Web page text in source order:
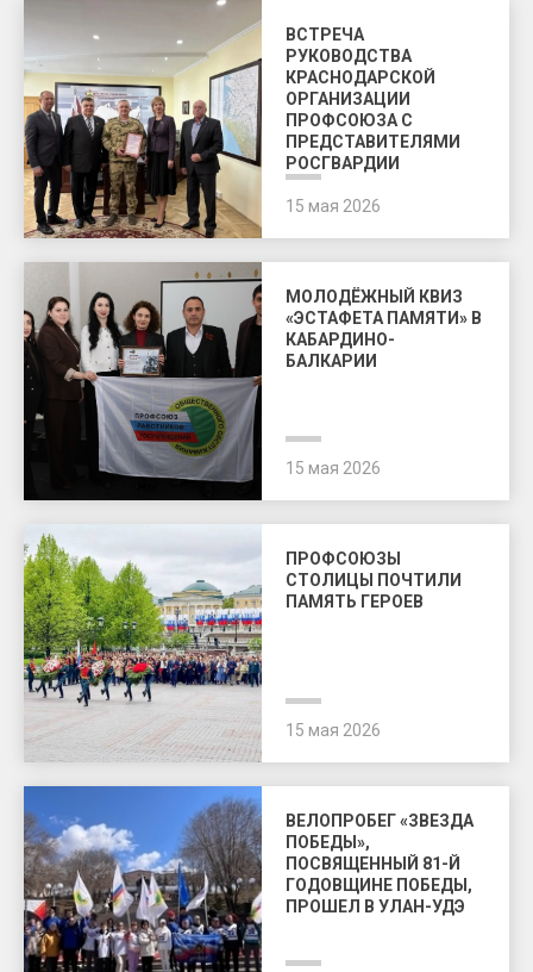
ВСТРЕЧА
РУКОВОДСТВА
КРАСНОДАРСКОЙ
ОРГАНИЗАЦИИ
ПРОФСОЮЗА С
ПРЕДСТАВИТЕЛЯМИ
РОСГВАРДИИ
15 мая 2026
МОЛОДЁЖНЫЙ КВИЗ
«ЭСТАФЕТА ПАМЯТИ» В
КАБАРДИНО-
БАЛКАРИИ
15 мая 2026
ПРОФСОЮЗЫ
СТОЛИЦЫ ПОЧТИЛИ
ПАМЯТЬ ГЕРОЕВ
15 мая 2026
ВЕЛОПРОБЕГ «ЗВЕЗДА
ПОБЕДЫ»,
ПОСВЯЩЕННЫЙ 81-Й
ГОДОВЩИНЕ ПОБЕДЫ,
ПРОШЕЛ В УЛАН-УДЭ